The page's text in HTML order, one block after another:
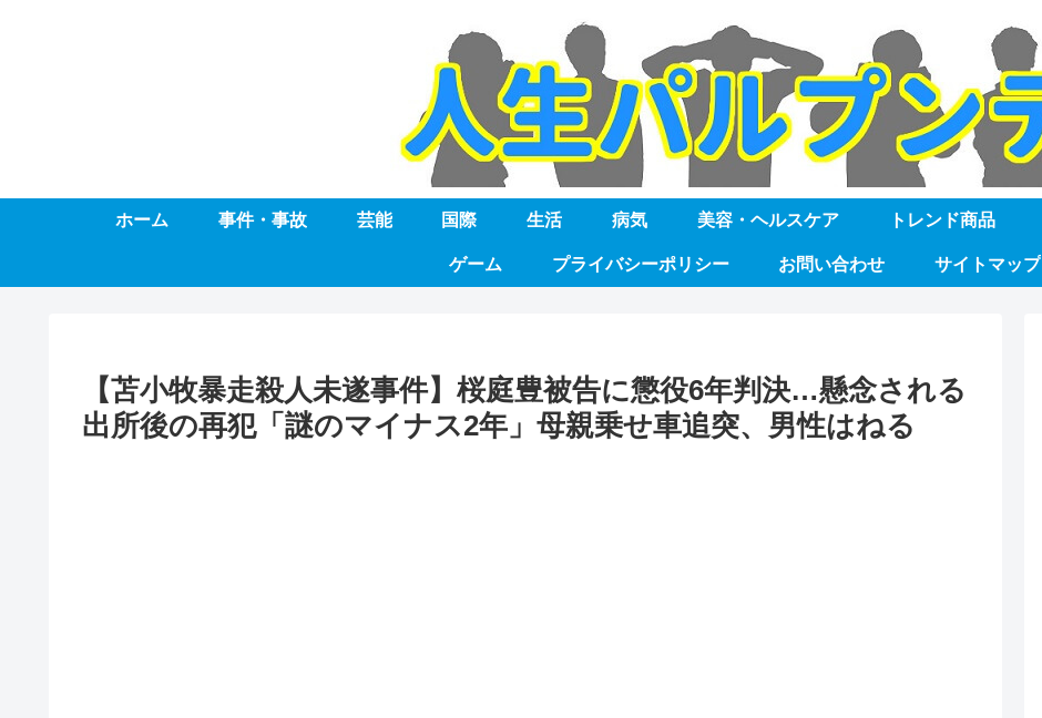
ホーム 事件・事故 芸能 国際 生活 病気 美容・ヘルスケア トレンド商品
ゲーム プライバシーポリシー お問い合わせ サイトマップ
【苫小牧暴走殺人未遂事件】桜庭豊被告に懲役6年判決…懸念される
出所後の再犯「謎のマイナス2年」母親乗せ車追突、男性はねる